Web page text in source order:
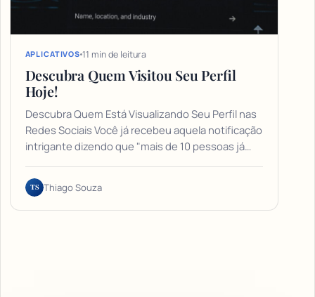
APLICATIVOS 11 min de leitura
Descubra Quem Visitou Seu Perfil
Hoje!
Descubra Quem Está Visualizando Seu Perfil nas
Redes Sociais Você já recebeu aquela notificação
intrigante dizendo que "mais de 10 pessoas já…
TS Thiago Souza